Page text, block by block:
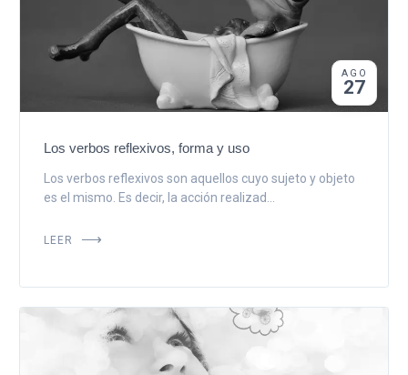
AGO
27
Los verbos reflexivos, forma y uso
Los verbos reflexivos son aquellos cuyo sujeto y objeto
es el mismo. Es decir, la acción realizad...
LEER